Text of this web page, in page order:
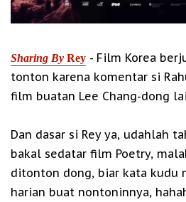
Sharing By Rey - Film Korea
tonton karena komentar si
film buatan Lee Chang-dong
Dan dasar si Rey ya, udahlah
bakal sedatar film Poetry,
ditonton dong, biar kata kudu
harian buat nontoninnya,